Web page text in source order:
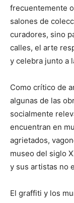
frecuentemente
salones de
curadores, sino
calles, el arte
y celebra junto a
Como crítico de
algunas de las
socialmente
encuentran en
agrietados,
museo del siglo
y sus artistas no
El graffiti y los